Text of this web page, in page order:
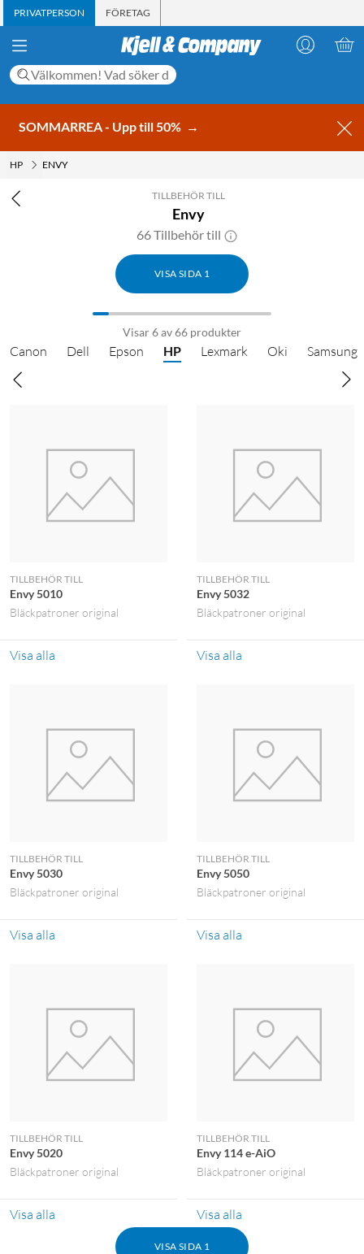
PRIVATPERSON FÖRETAG
SOMMARREA - Upp till 50% →
HP ENVY
TILLBEHÖR TILL
Envy
66 Tillbehör till
Canon Dell Epson HP Lexmark Oki Samsung
VISA SIDA 1
Visar 6 av 66 produkter
TILLBEHÖR TILL
Envy 5010
Bläckpatroner original
Visa alla
TILLBEHÖR TILL
Envy 5032
Bläckpatroner original
Visa alla
TILLBEHÖR TILL
Envy 5030
Bläckpatroner original
Visa alla
TILLBEHÖR TILL
Envy 5050
Bläckpatroner original
Visa alla
TILLBEHÖR TILL
Envy 5020
Bläckpatroner original
Visa alla
TILLBEHÖR TILL
Envy 114 e-AiO
Bläckpatroner original
Visa alla
VISA SIDA 1